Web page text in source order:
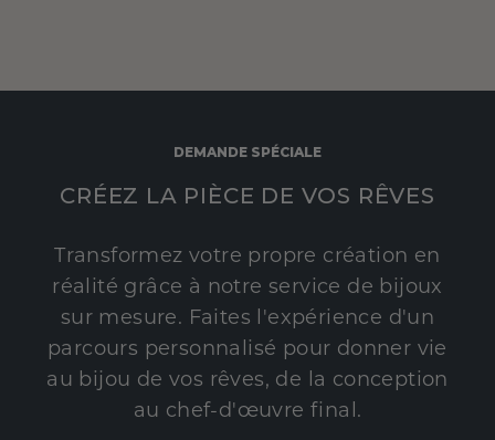
DEMANDE SPÉCIALE
CRÉEZ LA PIÈCE DE VOS RÊVES
Transformez votre propre création en
réalité grâce à notre service de bijoux
sur mesure. Faites l'expérience d'un
parcours personnalisé pour donner vie
au bijou de vos rêves, de la conception
au chef-d'œuvre final.